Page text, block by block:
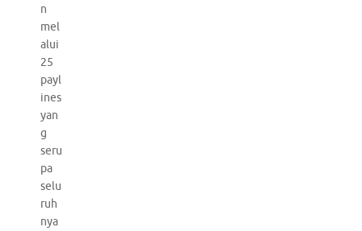
n
mel
alui
25
payl
ines
yan
g
seru
pa
selu
ruh
nya